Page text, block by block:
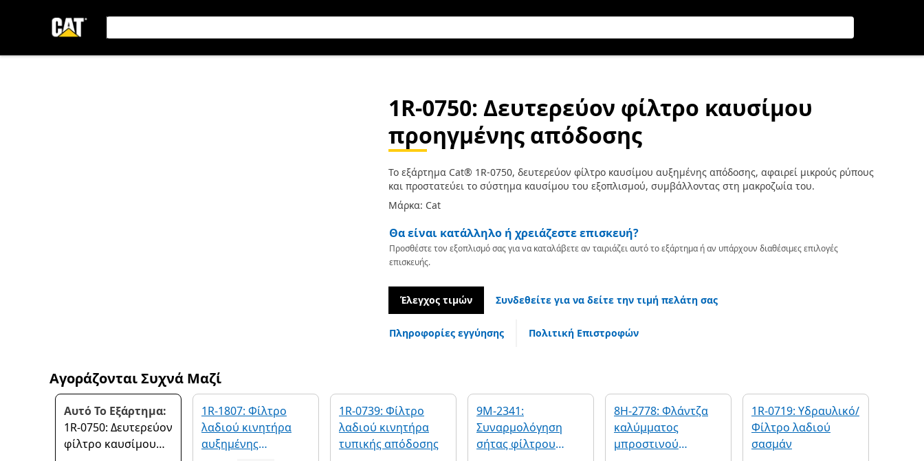
1R-0750: Δευτερεύον φίλτρο καυσίμου
προηγμένης απόδοσης
Το εξάρτημα Cat® 1R-0750, δευτερεύον φίλτρο καυσίμου αυξημένης απόδοσης, αφαιρεί μικρούς ρύπους
και προστατεύει το σύστημα καυσίμου του εξοπλισμού, συμβάλλοντας στη μακροζωία του.
Μάρκα: Cat
Θα είναι κατάλληλο ή χρειάζεστε επισκευή?
Προσθέστε τον εξοπλισμό σας για να καταλάβετε αν ταιριάζει αυτό το εξάρτημα ή αν υπάρχουν διαθέσιμες επιλογές
επισκευής.
Έλεγχος τιμών Συνδεθείτε για να δείτε την τιμή πελάτη σας
Πληροφορίες εγγύησης Πολιτική Επιστροφών
Αγοράζονται Συχνά Μαζί
Αυτό Το Εξάρτημα:
1R-0750: Δευτερεύον
φίλτρο καυσίμου
1R-1807: Φίλτρο
λαδιού κινητήρα
αυξημένης
1R-0739: Φίλτρο
λαδιού κινητήρα
τυπικής απόδοσης
9M-2341:
Συναρμολόγηση
σήτας φίλτρου
8H-2778: Φλάντζα
καλύμματος
μπροστινού
1R-0719: Υδραυλικό/
Φίλτρο λαδιού
σασμάν